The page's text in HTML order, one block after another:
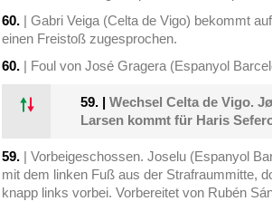
60. | Gabri Veiga (Celta de Vigo) bekommt
einen Freistoß zugesprochen.
60. | Foul von José Gragera (Espanyol
59. |Wechsel Celta de Vigo.
Larsen kommt für Haris
59. | Vorbeigeschossen. Joselu (Espanyol
mit dem linken Fuß aus der Strafraummitte,
knapp links vorbei. Vorbereitet von Rubén